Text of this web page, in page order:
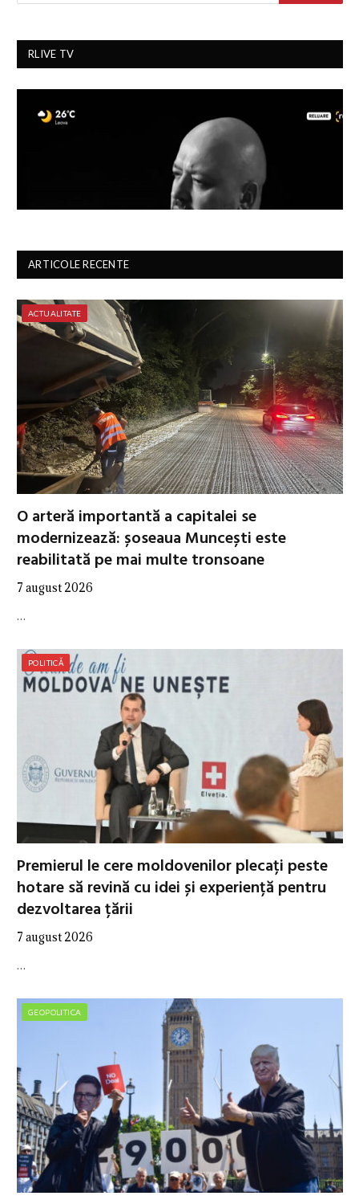
RLIVE TV
ARTICOLE RECENTE
ACTUALITATE
O arteră importantă a capitalei se
modernizează: șoseaua Muncești este
reabilitată pe mai multe tronsoane
7 august 2026
…
POLITICĂ
Premierul le cere moldovenilor plecați peste
hotare să revină cu idei și experiență pentru
dezvoltarea țării
7 august 2026
…
GEOPOLITICA